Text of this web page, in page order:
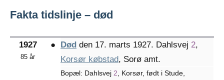
Fakta tidslinje – død
1927
85 år
● Død den 17. marts 1927. Dahlsvej 2,
Korsør købstad, Sorø amt.
Bopæl: Dahlsvej 2 , Korsør, født i Stude,